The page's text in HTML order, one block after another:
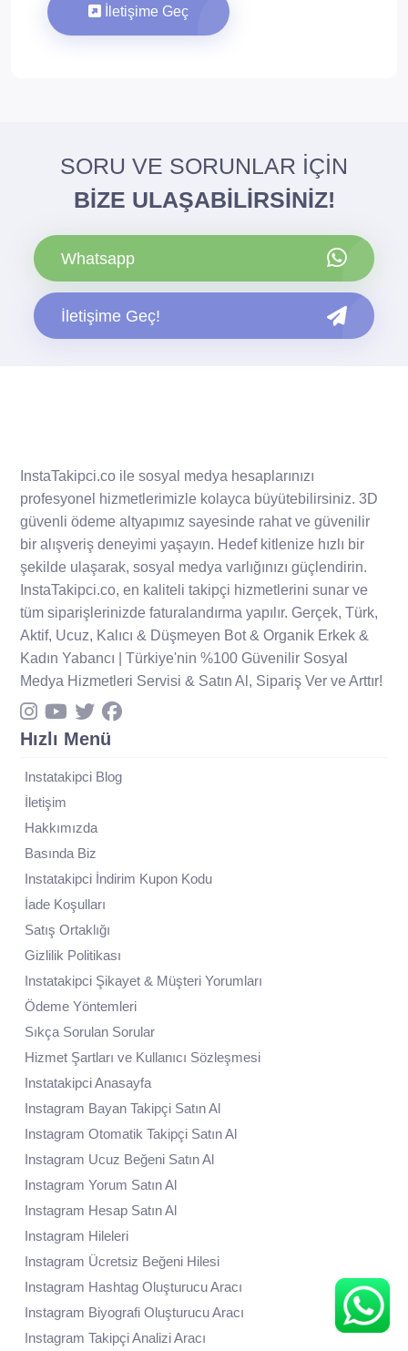
İletişime Geç
SORU VE SORUNLAR İÇİN
BİZE ULAŞABİLİRSİNİZ!
Whatsapp
İletişime Geç!
InstaTakipci.co ile sosyal medya hesaplarınızı
profesyonel hizmetlerimizle kolayca büyütebilirsiniz. 3D
güvenli ödeme altyapımız sayesinde rahat ve güvenilir
bir alışveriş deneyimi yaşayın. Hedef kitlenize hızlı bir
şekilde ulaşarak, sosyal medya varlığınızı güçlendirin.
InstaTakipci.co, en kaliteli takipçi hizmetlerini sunar ve
tüm siparişlerinizde faturalandırma yapılır. Gerçek, Türk,
Aktif, Ucuz, Kalıcı & Düşmeyen Bot & Organik Erkek &
Kadın Yabancı | Türkiye'nin %100 Güvenilir Sosyal
Medya Hizmetleri Servisi & Satın Al, Sipariş Ver ve Arttır!
Hızlı Menü
Instatakipci Blog
İletişim
Hakkımızda
Basında Biz
Instatakipci İndirim Kupon Kodu
İade Koşulları
Satış Ortaklığı
Gizlilik Politikası
Instatakipci Şikayet & Müşteri Yorumları
Ödeme Yöntemleri
Sıkça Sorulan Sorular
Hizmet Şartları ve Kullanıcı Sözleşmesi
Instatakipci Anasayfa
Instagram Bayan Takipçi Satın Al
Instagram Otomatik Takipçi Satın Al
Instagram Ucuz Beğeni Satın Al
Instagram Yorum Satın Al
Instagram Hesap Satın Al
Instagram Hileleri
Instagram Ücretsiz Beğeni Hilesi
Instagram Hashtag Oluşturucu Aracı
Instagram Biyografi Oluşturucu Aracı
Instagram Takipçi Analizi Aracı